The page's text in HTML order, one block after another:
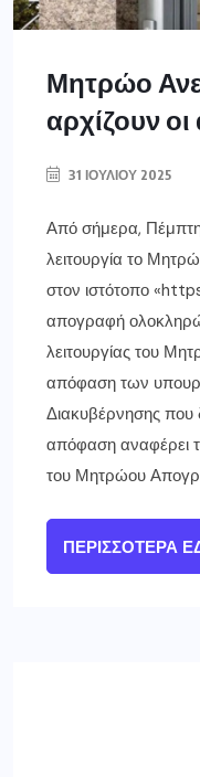
Μητρώο
αρχίζουν
31 ΙΟΥΛΊΟΥ 2025
Από σήμερα, Πέμπτη,
λειτουργία το
στον ιστότοπο
απογραφή
λειτουργίας του
απόφαση των
Διακυβέρνησης
απόφαση αναφέρει
του Μητρώου
ΠΕΡΙΣΣΌΤΕΡΑ